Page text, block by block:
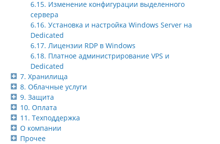
6.15. Изменение конфигурации выделенного
сервера
6.16. Установка и настройка Windows Server на
Dedicated
6.17. Лицензии RDP в Windows
6.18. Платное администрирование VPS и
Dedicated
7. Хранилища
8. Облачные услуги
9. Защита
10. Оплата
11. Техподдержка
О компании
Прочее